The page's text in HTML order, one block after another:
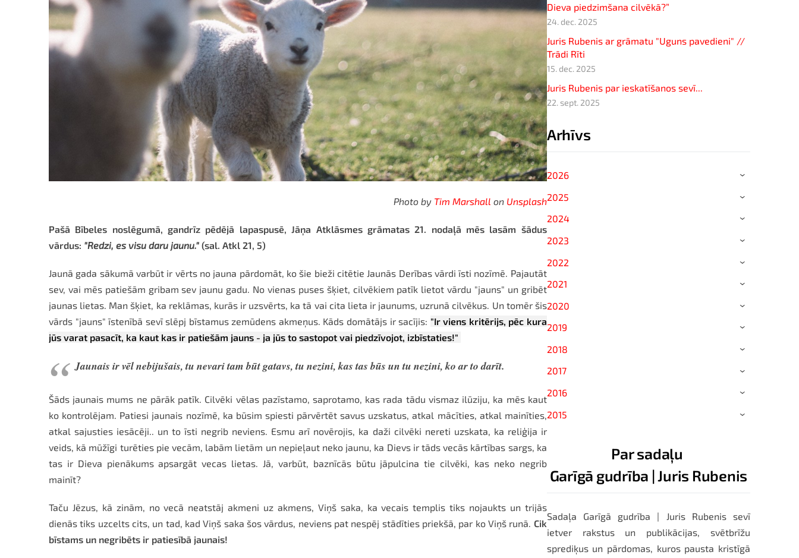
Dieva piedzimšana cilvēkā?”
24. dec. 2025
Juris Rubenis ar grāmatu "Uguns pavedieni" //
Trādi Rīti
15. dec. 2025
Juris Rubenis par ieskatīšanos sevī...
22. sept. 2025
Arhīvs
2026 ›
2025 ›
2024 ›
2023 ›
2022 ›
2021 ›
2020 ›
2019 ›
2018 ›
2017 ›
2016 ›
2015 ›
Par sadaļu
Garīgā gudrība | Juris Rubenis
Sadaļa Garīgā gudrība | Juris Rubenis sevī
ietver rakstus un publikācijas, svētbrīžu
sprediķus un pārdomas, kuros pausta kristīgā
Photo by Tim Marshall on Unsplash
Pašā Bībeles noslēgumā, gandrīz pēdējā lapaspusē, Jāņa Atklāsmes grāmatas 21. nodaļā mēs lasām šādus
vārdus: "Redzi, es visu daru jaunu." (sal. Atkl 21, 5)
Jaunā gada sākumā varbūt ir vērts no jauna pārdomāt, ko šie bieži citētie Jaunās Derības vārdi īsti nozīmē. Pajautāt
sev, vai mēs patiešām gribam sev jaunu gadu. No vienas puses šķiet, cilvēkiem patīk lietot vārdu "jauns" un gribēt
jaunas lietas. Man šķiet, ka reklāmas, kurās ir uzsvērts, ka tā vai cita lieta ir jaunums, uzrunā cilvēkus. Un tomēr šis
vārds "jauns" īstenībā sevī slēpj bīstamus zemūdens akmeņus. Kāds domātājs ir sacījis: "Ir viens kritērijs, pēc kura
jūs varat pasacīt, ka kaut kas ir patiešām jauns - ja jūs to sastopot vai piedzīvojot, izbīstaties!"
Jaunais ir vēl nebijušais, tu nevari tam būt gatavs, tu nezini, kas tas būs un tu nezini, ko ar to darīt.
Šāds jaunais mums ne pārāk patīk. Cilvēki vēlas pazīstamo, saprotamo, kas rada tādu vismaz ilūziju, ka mēs kaut
ko kontrolējam. Patiesi jaunais nozīmē, ka būsim spiesti pārvērtēt savus uzskatus, atkal mācīties, atkal mainīties,
atkal sajusties iesācēji.. un to īsti negrib neviens. Esmu arī novērojis, ka daži cilvēki nereti uzskata, ka reliģija ir
veids, kā mūžīgi turēties pie vecām, labām lietām un nepieļaut neko jaunu, ka Dievs ir tāds vecās kārtības sargs, ka
tas ir Dieva pienākums apsargāt vecas lietas. Jā, varbūt, baznīcās būtu jāpulcina tie cilvēki, kas neko negrib
mainīt?
Taču Jēzus, kā zinām, no vecā neatstāj akmeni uz akmens, Viņš saka, ka vecais templis tiks nojaukts un trijās
dienās tiks uzcelts cits, un tad, kad Viņš saka šos vārdus, neviens pat nespēj stādīties priekšā, par ko Viņš runā. Cik
bīstams un negribēts ir patiesībā jaunais!